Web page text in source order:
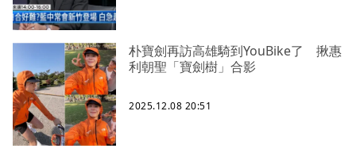
朴寶劍再訪高雄騎到YouBike了 揪惠
利朝聖「寶劍樹」合影
2025.12.08 20:51